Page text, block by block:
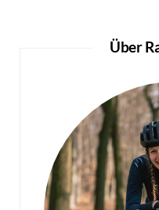
Über